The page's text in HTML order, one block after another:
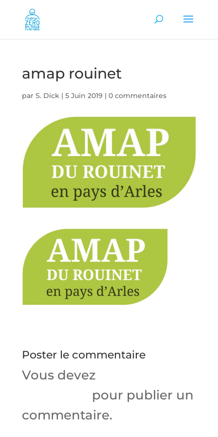
amap rouinet
par S. Dick| 5 Juin 2019 | 0 commentaires
Poster le commentaire
Vous devez
pour publier un
commentaire.